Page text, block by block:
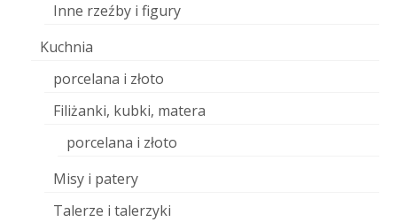
Inne rzeźby i figury
Kuchnia
porcelana i złoto
Filiżanki, kubki, matera
porcelana i złoto
Misy i patery
Talerze i talerzyki